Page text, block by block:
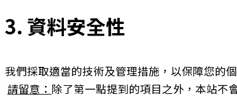
3. 資料安全性
我們採取適當的技術及管理措施，以保障您的
請留意： 除了第一點提到的項目之外，本站